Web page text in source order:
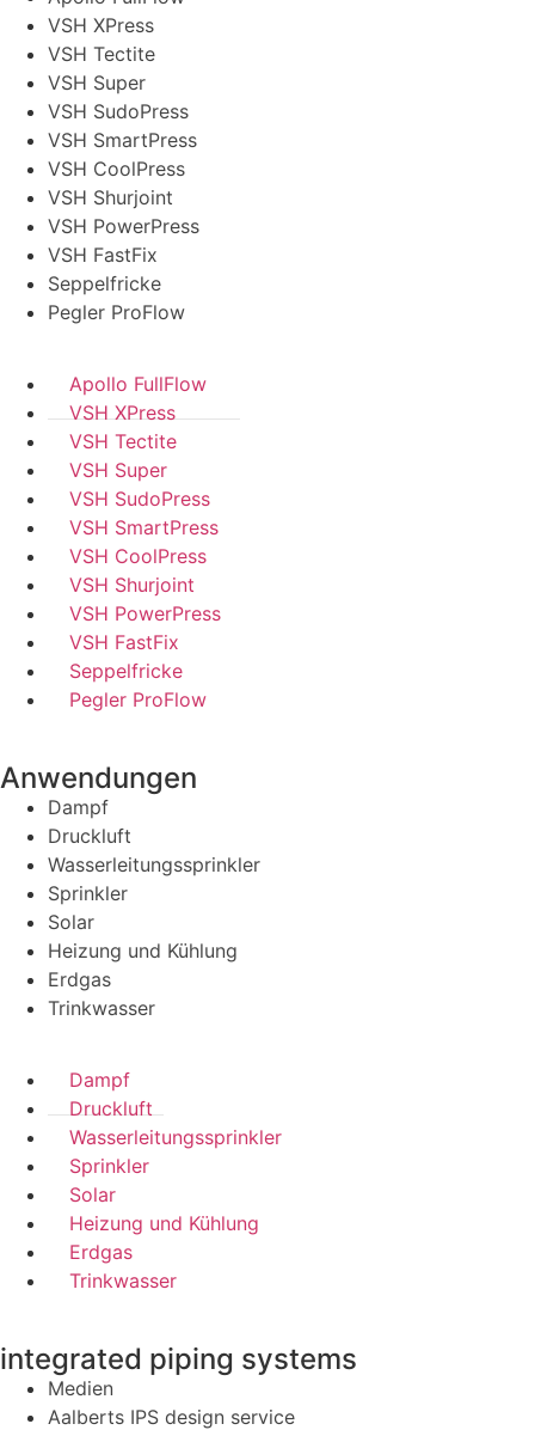
VSH XPress
VSH Tectite
VSH Super
VSH SudoPress
VSH SmartPress
VSH CoolPress
VSH Shurjoint
VSH PowerPress
VSH FastFix
Seppelfricke
Pegler ProFlow
Apollo FullFlow
VSH XPress
VSH Tectite
VSH Super
VSH SudoPress
VSH SmartPress
VSH CoolPress
VSH Shurjoint
VSH PowerPress
VSH FastFix
Seppelfricke
Pegler ProFlow
Anwendungen
Dampf
Druckluft
Wasserleitungssprinkler
Sprinkler
Solar
Heizung und Kühlung
Erdgas
Trinkwasser
Dampf
Druckluft
Wasserleitungssprinkler
Sprinkler
Solar
Heizung und Kühlung
Erdgas
Trinkwasser
integrated piping systems
Medien
Aalberts IPS design service